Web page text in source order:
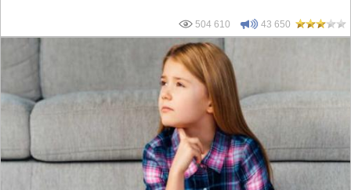
504 610 43 650